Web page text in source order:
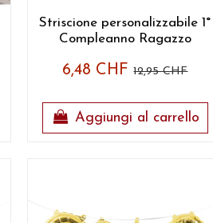
Striscione personalizzabile 1°
Compleanno Ragazzo
6,48 CHF12,95 CHF
Aggiungi al carrello